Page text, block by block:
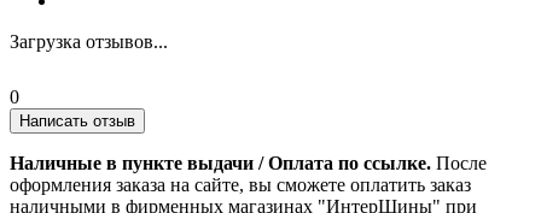
Загрузка отзывов...
0
Написать отзыв
Наличные в пункте выдачи / Оплата по ссылке. После
оформления заказа на сайте, вы сможете оплатить заказ
наличными в фирменных магазинах "ИнтерШины" при